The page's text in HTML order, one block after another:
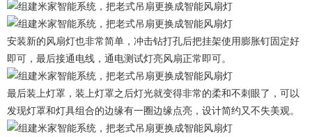
安装新的风扇灯也非常简单，冲击钻打孔后把挂架使用膨胀钉固定好
即可，最后接通电线，通电测试灯亮风扇正常即可。
最后装上灯罩，装上灯罩之后灯光就变得非常的柔和不刺眼了，可以
发现灯罩和灯具组合的边缘有一圈边缘点亮，设计简约又不失美观。